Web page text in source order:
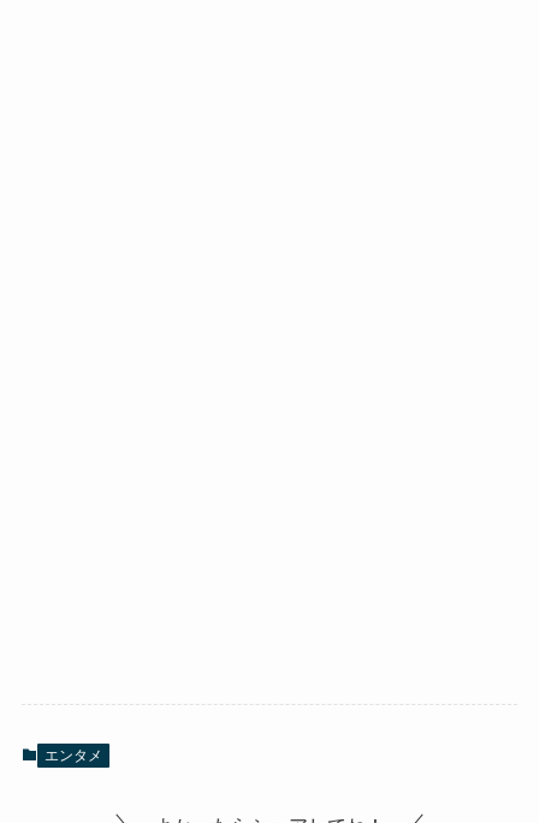
エンタメ